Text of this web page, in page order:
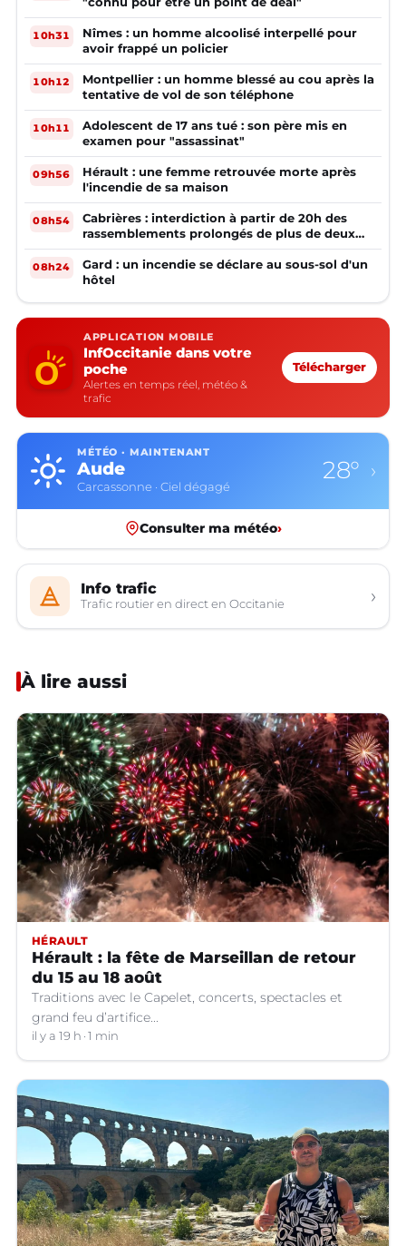
10h31
Nîmes : un homme alcoolisé interpellé pour
avoir frappé un policier
10h12
Montpellier : un homme blessé au cou après la
tentative de vol de son téléphone
10h11
Adolescent de 17 ans tué : son père mis en
examen pour "assassinat"
09h56
Hérault : une femme retrouvée morte après
l'incendie de sa maison
08h54
Cabrières : interdiction à partir de 20h des
rassemblements prolongés de plus de deux
mineurs non accompagnés d'un adulte
08h24
Gard : un incendie se déclare au sous-sol d'un
hôtel
APPLICATION MOBILE
InfOccitanie dans votre
poche
Alertes en temps réel, météo &
trafic
Télécharger
MÉTÉO · MAINTENANT
Aude
Carcassonne · Ciel dégagé
28° ›
Consulter ma météo›
Info trafic
Trafic routier en direct en Occitanie ›
À lire aussi
HÉRAULT
Hérault : la fête de Marseillan de retour
du 15 au 18 août
Traditions avec le Capelet, concerts, spectacles et
grand feu d’artifice...
il y a 19 h 1 min